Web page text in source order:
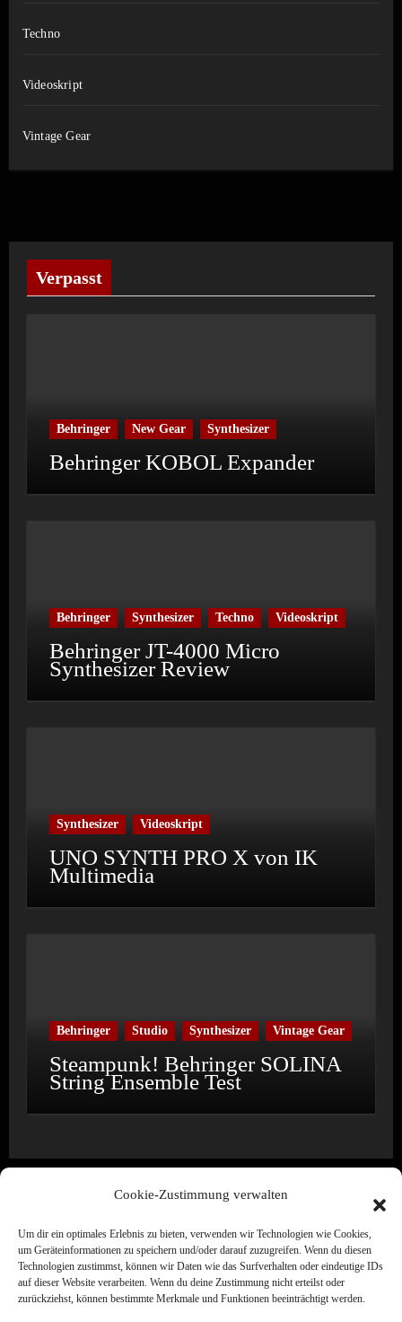
Cookie-Zustimmung verwalten
Um dir ein optimales Erlebnis zu bieten, verwenden wir Technologien wie Cookies,
um Geräteinformationen zu speichern und/oder darauf zuzugreifen. Wenn du diesen
Technologien zustimmst, können wir Daten wie das Surfverhalten oder eindeutige IDs
auf dieser Website verarbeiten. Wenn du deine Zustimmung nicht erteilst oder
zurückziehst, können bestimmte Merkmale und Funktionen beeinträchtigt werden.
Techno
Videoskript
Vintage Gear
Verpasst
Behringer New Gear Synthesizer
Behringer KOBOL Expander
Behringer Synthesizer Techno Videoskript
Behringer JT-4000 Micro
Synthesizer Review
Synthesizer Videoskript
UNO SYNTH PRO X von IK
Multimedia
Behringer Studio Synthesizer Vintage Gear
Steampunk! Behringer SOLINA
String Ensemble Test
Wine & Synths
Electronic Music · Label · Media · Creation